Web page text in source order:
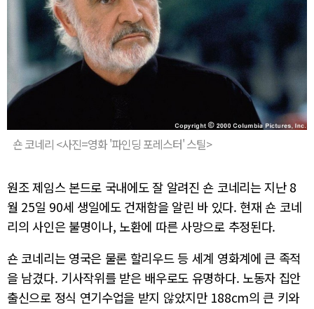
숀 코네리 <사진=영화 '파인딩 포레스터' 스틸>
원조 제임스 본드로 국내에도 잘 알려진 숀 코네리는 지난 8
월 25일 90세 생일에도 건재함을 알린 바 있다. 현재 숀 코네
리의 사인은 불명이나, 노환에 따른 사망으로 추정된다.
숀 코네리는 영국은 물론 할리우드 등 세계 영화계에 큰 족적
을 남겼다. 기사작위를 받은 배우로도 유명하다. 노동자 집안
출신으로 정식 연기수업을 받지 않았지만 188cm의 큰 키와